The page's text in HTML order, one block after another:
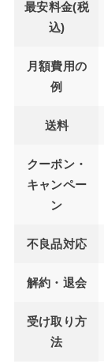
最安料金(税
込)
月額費用の
例
送料
クーポン・
キャンペー
ン
不良品対応
解約・退会
受け取り方
法